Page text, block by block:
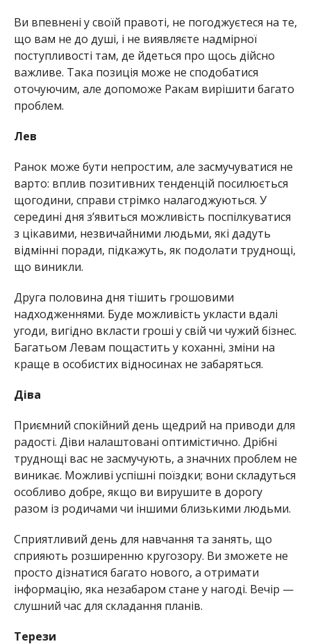
Ви впевнені у своїй правоті, не погоджуєтеся на те,
що вам не до душі, і не виявляєте надмірної
поступливості там, де йдеться про щось дійсно
важливе. Така позиція може не сподобатися
оточуючим, але допоможе Ракам вирішити багато
проблем.
Лев
Ранок може бути непростим, але засмучуватися не
варто: вплив позитивних тенденцій посилюється
щогодини, справи стрімко налагоджуються. У
середині дня з’явиться можливість поспілкуватися
з цікавими, незвичайними людьми, які дадуть
відмінні поради, підкажуть, як подолати труднощі,
що виникли.
Друга половина дня тішить грошовими
надходженнями. Буде можливість укласти вдалі
угоди, вигідно вкласти гроші у свій чи чужий бізнес.
Багатьом Левам пощастить у коханні, зміни на
краще в особистих відносинах не забаряться.
Діва
Приємний спокійний день щедрий на приводи для
радості. Діви налаштовані оптимістично. Дрібні
труднощі вас не засмучують, а значних проблем не
виникає. Можливі успішні поїздки; вони складуться
особливо добре, якщо ви вирушите в дорогу
разом із родичами чи іншими близькими людьми.
Сприятливий день для навчання та занять, що
сприяють розширенню кругозору. Ви зможете не
просто дізнатися багато нового, а отримати
інформацію, яка незабаром стане у нагоді. Вечір —
слушний час для складання планів.
Терези